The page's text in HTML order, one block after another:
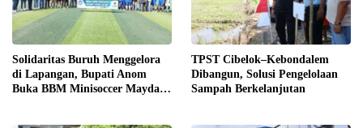
Solidaritas Buruh Menggelora
di Lapangan, Bupati Anom
Buka BBM Minisoccer Mayday
TPST Cibelok–Kebondalem
Dibangun, Solusi Pengelolaan
Sampah Berkelanjutan